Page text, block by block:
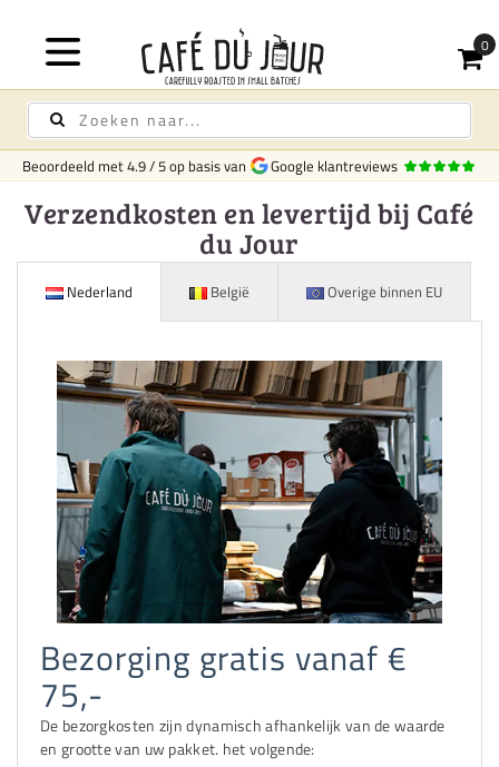
Beoordeeld met4.9/5op basis van Google klantreviews
Verzendkosten en levertijd bij Café
du Jour
Nederland België Overige binnen EU
Bezorging gratis vanaf €
75,-
De bezorgkosten zijn dynamisch afhankelijk van de waarde
en grootte van uw pakket. het volgende: